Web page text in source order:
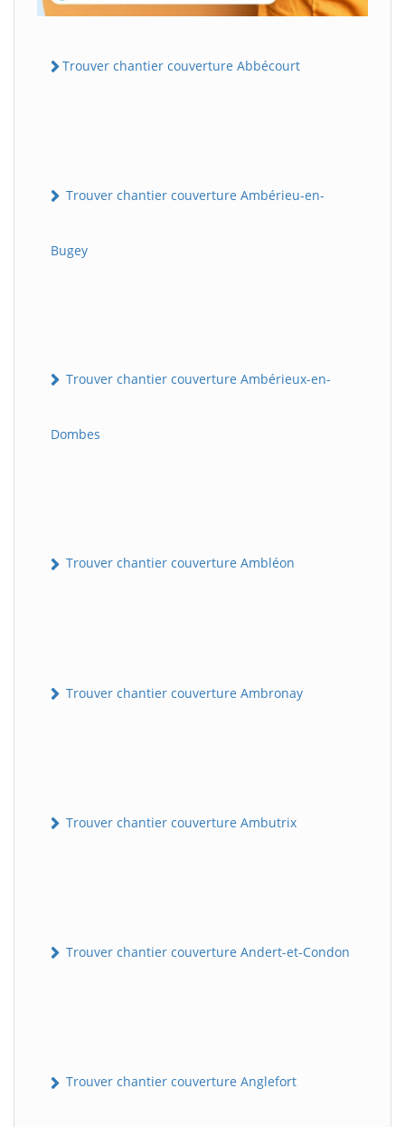
Trouver chantier couverture Abbécourt
Trouver chantier couverture Ambérieu-en-
Bugey
Trouver chantier couverture Ambérieux-en-
Dombes
Trouver chantier couverture Ambléon
Trouver chantier couverture Ambronay
Trouver chantier couverture Ambutrix
Trouver chantier couverture Andert-et-Condon
Trouver chantier couverture Anglefort